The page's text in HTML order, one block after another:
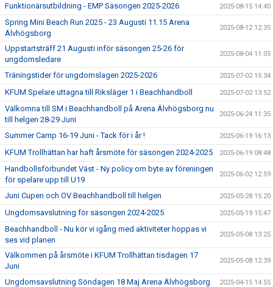
Funktionärsutbildning - EMP Säsongen 2025-2026 2025-08-15 14:40
Spring Mini Beach Run 2025 - 23 Augusti 11.15 Arena
Älvhögsborg
2025-08-12 12:35
Uppstartsträff 21 Augusti inför säsongen 25-26 för
ungdomsledare
2025-08-04 11:05
Träningstider för ungdomslagen 2025-2026 2025-07-02 15:34
KFUM Spelare uttagna till Riksläger 1 i Beachhandboll 2025-07-02 13:52
Välkomna till SM i Beachhandboll på Arena Älvhögsborg nu
till helgen 28-29 Juni
2025-06-24 11:35
Summer Camp 16-19 Juni - Tack för i år ! 2025-06-19 16:13
KFUM Trollhättan har haft årsmöte för säsongen 2024-2025 2025-06-19 08:48
Handbollsförbundet Väst - Ny policy om byte av föreningen
för spelare upp till U19
2025-06-02 12:59
Juni Cupen och OV Beachhandboll till helgen 2025-05-28 15:20
Ungdomsavslutning för säsongen 2024-2025 2025-05-19 15:47
Beachhandboll - Nu kör vi igång med aktiviteter hoppas vi
ses vid planen
2025-05-08 13:25
Välkommen på årsmöte i KFUM Trollhättan tisdagen 17
Juni
2025-05-08 12:39
Ungdomsavslutning Söndagen 18 Maj Arena Älvhögsborg 2025-04-15 14:55